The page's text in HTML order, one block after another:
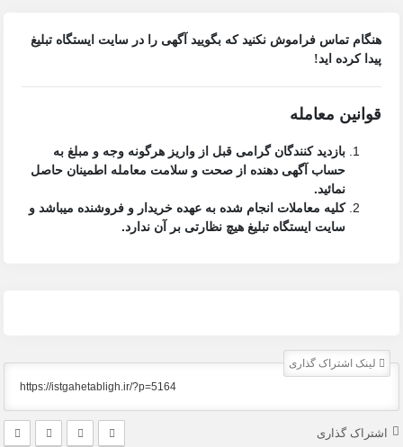
هنگام تماس فراموش نکنید که بگویید آگهی را درسایت ایستگاه تبلیغ
پیدا کرده اید!
قوانین معامله
بازدید کنندگان گرامی قبل از واریز هرگونه وجه و مبلغ به
حساب آگهی دهنده از صحت و سلامت معامله اطمینان حاصل
نمائید.
کلیه معاملات انجام شده به عهده خریدار و فروشنده میباشد و
سایت ایستگاه تبلیغ هیچ نظارتی بر آن ندارد.
لینک اشتراک گذاری
اشتراک گذاری